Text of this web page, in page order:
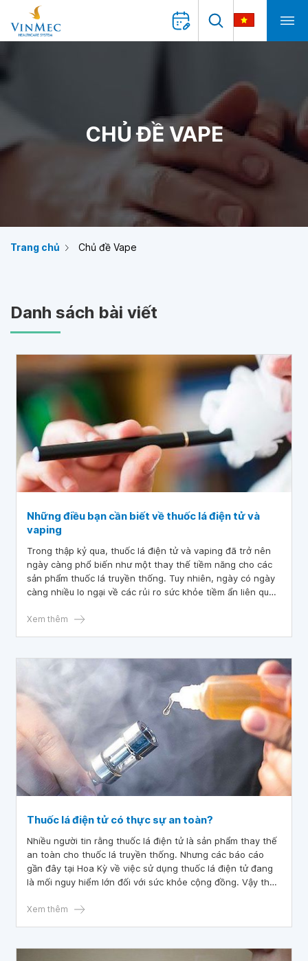
CHỦ ĐỀ VAPE
Trang chủ Chủ đề Vape
Danh sách bài viết
Những điều bạn cần biết về thuốc lá điện tử và
vaping
Trong thập kỷ qua, thuốc lá điện tử và vaping đã trở nên
ngày càng phổ biến như một thay thế tiềm năng cho các
sản phẩm thuốc lá truyền thống. Tuy nhiên, ngày có ngày
càng nhiều lo ngại về các rủi ro sức khỏe tiềm ẩn liên quan
cung cấp thông tin tổng quan về bằng chứng nghiên cứu
Xem thêm
Thuốc lá điện tử có thực sự an toàn?
Nhiều người tin rằng thuốc lá điện tử là sản phẩm thay thế
an toàn cho thuốc lá truyền thống. Nhưng các báo cáo
gần đây tại Hoa Kỳ về việc sử dụng thuốc lá điện tử đang
là mối nguy hiểm lớn đối với sức khỏe cộng đồng. Vậy thực
Xem thêm